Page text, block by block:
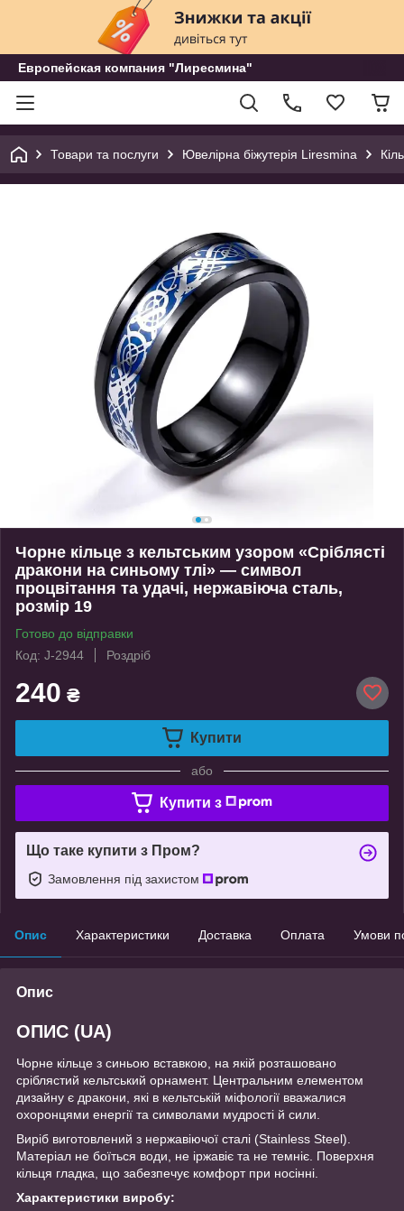
Европейская компания "Лиресмина"
Товари та послуги Ювелірна біжутерія Liresmina
Чорне кільце з кельтським узором «Сріблясті
дракони на синьому тлі» — символ
процвітання та удачі, нержавіюча сталь,
розмір 19
Готово до відправки
Код: J-2944
Роздріб
240 ₴
Купити
або
Купити з
Що таке купити з Пром?
Замовлення під захистом
Опис Характеристики Доставка Оплата Умови
Опис
ОПИС (UA)
Чорне кільце з синьою вставкою, на якій розташовано
сріблястий кельтський орнамент. Центральним елементом
дизайну є дракони, які в кельтській міфології вважалися
охоронцями енергії та символами мудрості й сили.
Виріб виготовлений з нержавіючої сталі (Stainless Steel).
Матеріал не боїться води, не іржавіє та не темніє. Поверхня
кільця гладка, що забезпечує комфорт при носінні.
Характеристики виробу: